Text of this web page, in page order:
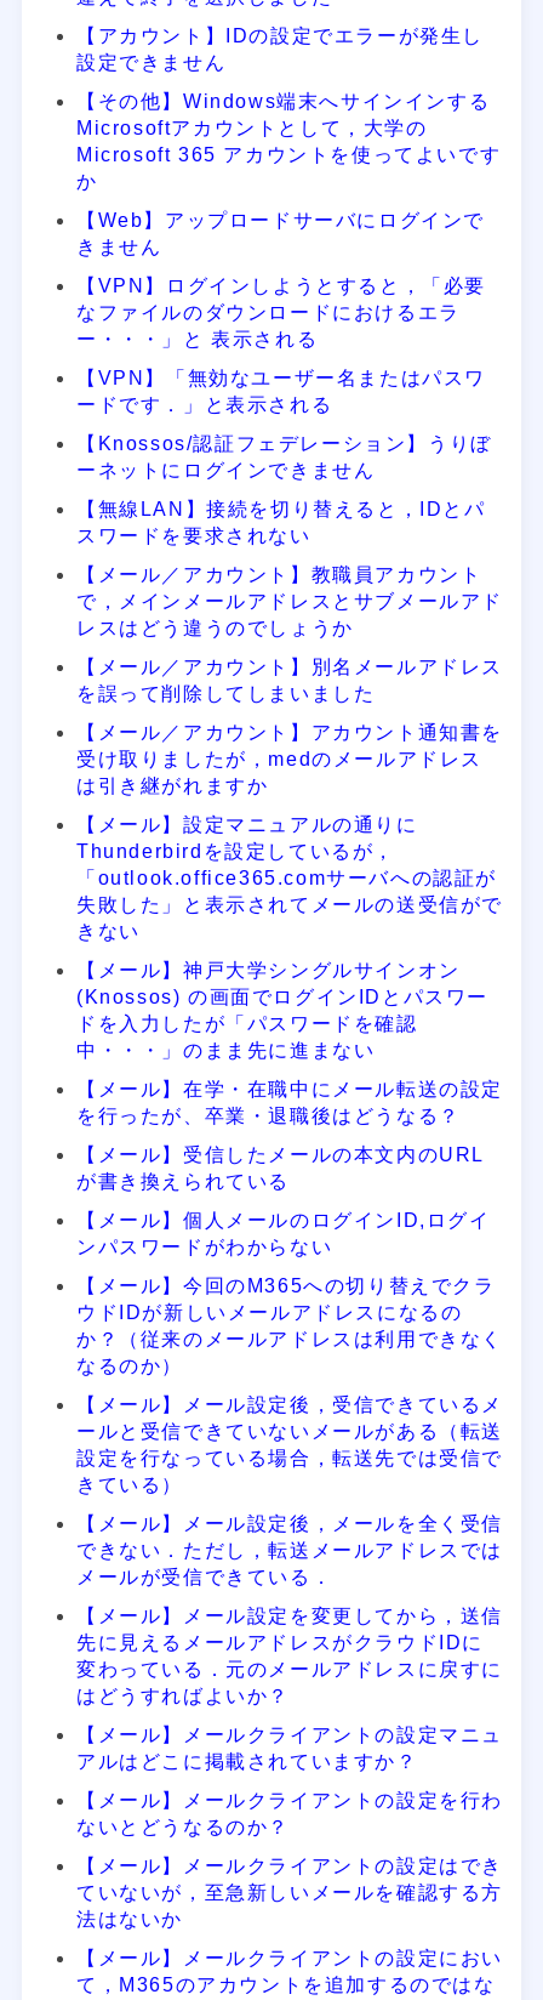
【アカウント】IDの設定でエラーが発生し
設定できません
【その他】Windows端末へサインインする
Microsoftアカウントとして，大学の
Microsoft 365 アカウントを使ってよいです
か
【Web】アップロードサーバにログインで
きません
【VPN】ログインしようとすると，「必要
なファイルのダウンロードにおけるエラ
ー・・・」と 表示される
【VPN】「無効なユーザー名またはパスワ
ードです．」と表示される
【Knossos/認証フェデレーション】うりぼ
ーネットにログインできません
【無線LAN】接続を切り替えると，IDとパ
スワードを要求されない
【メール／アカウント】教職員アカウント
で，メインメールアドレスとサブメールアド
レスはどう違うのでしょうか
【メール／アカウント】別名メールアドレス
を誤って削除してしまいました
【メール／アカウント】アカウント通知書を
受け取りましたが，medのメールアドレス
は引き継がれますか
【メール】設定マニュアルの通りに
Thunderbirdを設定しているが，
「outlook.office365.comサーバへの認証が
失敗した」と表示されてメールの送受信がで
きない
【メール】神戸大学シングルサインオン
(Knossos) の画面でログインIDとパスワー
ドを入力したが「パスワードを確認
中・・・」のまま先に進まない
【メール】在学・在職中にメール転送の設定
を行ったが、卒業・退職後はどうなる？
【メール】受信したメールの本文内のURL
が書き換えられている
【メール】個人メールのログインID,ログイ
ンパスワードがわからない
【メール】今回のM365への切り替えでクラ
ウドIDが新しいメールアドレスになるの
か？（従来のメールアドレスは利用できなく
なるのか）
【メール】メール設定後，受信できているメ
ールと受信できていないメールがある（転送
設定を行なっている場合，転送先では受信で
きている）
【メール】メール設定後，メールを全く受信
できない．ただし，転送メールアドレスでは
メールが受信できている．
【メール】メール設定を変更してから，送信
先に見えるメールアドレスがクラウドIDに
変わっている．元のメールアドレスに戻すに
はどうすればよいか？
【メール】メールクライアントの設定マニュ
アルはどこに掲載されていますか？
【メール】メールクライアントの設定を行わ
ないとどうなるのか？
【メール】メールクライアントの設定はでき
ていないが，至急新しいメールを確認する方
法はないか
【メール】メールクライアントの設定におい
て，M365のアカウントを追加するのではな